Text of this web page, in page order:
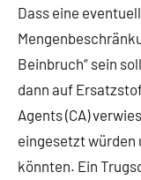
Dass eine
Beinbruch“ sein
dann auf
Agents (CA)
eingesetzt würden
könnten. Ein